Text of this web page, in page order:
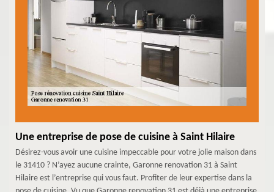
Une entreprise de pose de cuisine à Saint Hilaire
Désirez-vous avoir une cuisine impeccable pour votre jolie maison dans
le 31410 ? N’ayez aucune crainte, Garonne renovation 31 à Saint
Hilaire est l’entreprise qui vous faut. Profiter de leur expertise dans la